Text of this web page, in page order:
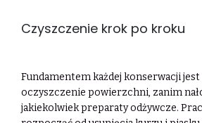
Czyszczenie krok po kroku
Fundamentem każdej konserwacji jest
oczyszczenie powierzchni, zanim
jakiekolwiek preparaty odżywcze.